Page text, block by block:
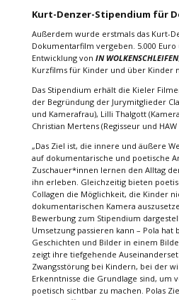
Kurt-Denzer-Stipendium für
Außerdem wurde erstmals das Kurt-
Dokumentarfilm vergeben. 5.000
Entwicklung von IN WOLKENSCHLEIFEN
Kurzfilms für Kinder und über Kinder
Das Stipendium erhält die Kieler
der Begründung der Jurymitglieder
und Kamerafrau), Lilli Thalgott
Christian Mertens (Regisseur und
„Das Ziel ist, die innere und äußere
auf dokumentarische und poetische
Zuschauer*innen lernen den Alltag
ihn erleben. Gleichzeitig bieten
Collagen die Möglichkeit, die Kinder
dokumentarischen Kamera
Bewerbung zum Stipendium
Umsetzung passieren kann – Pola
Geschichten und Bilder in einem
zeigt ihre tiefgehende
Zwangsstörung bei Kindern, bei der
Erkenntnisse die Grundlage sind, um
poetisch sichtbar zu machen. Polas